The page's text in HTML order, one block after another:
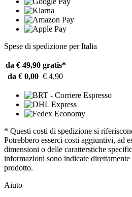
Spese di spedizione per Italia
da € 49,90 gratis*
da € 0,00 € 4,90
* Questi costi di spedizione si
Potrebbero esserci costi aggiuntivi, ad
dimensioni o delle caratterstiche
informazioni sono indicate
prodotto.
Aiuto